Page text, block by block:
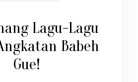
Lagu-Lagu
Babeh
Gue!